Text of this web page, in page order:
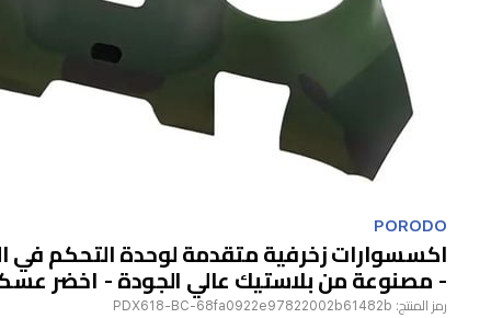
1
of
1
PORODO
اكسسوارات زخرفية متقدمة لوحدة التحكم في
- مصنوعة من بلاستيك عالي الجودة - اخضر
رمز المنتج: PDX618-BC-68fa0922e97822002b61482b